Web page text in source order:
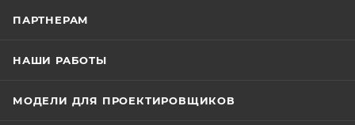
ПАРТНЕРАМ
НАШИ РАБОТЫ
МОДЕЛИ ДЛЯ ПРОЕКТИРОВЩИКОВ